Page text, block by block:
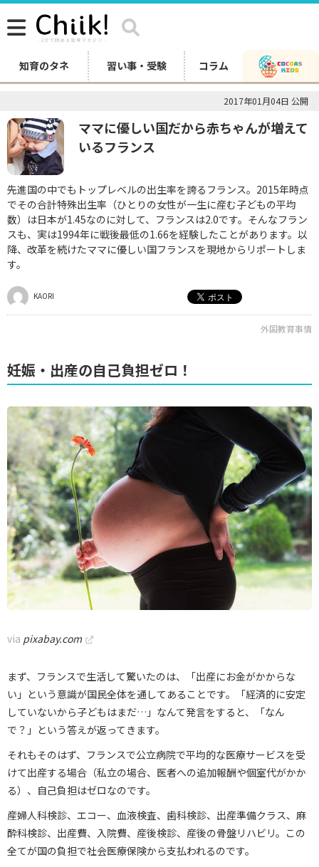
知育のタネ 習い事・受験 コラム
2017年01月04日 公開
ママに優しい国だから赤ちゃんが増えて
いるフランス
先進国の中でもトップレベルの出生率を誇るフランス。2015年時点
でその合計特殊出生率（ひとりの女性が一生に産む子どもの平均
数）は日本が1.45なのに対して、フランスは2.0です。そんなフラン
スも、実は1994年に戦後最低の1.66を経験したことがあります。以
降、改革を続けたママに優しい国フランスを現地からリポートしま
す。
KAORI
外国教育事情
妊娠・出産の自己負担ゼロ！
via pixabay.com
まず、フランスで生活して驚いたのは、「出産にお金がかからな
い」という意識が国民全体を通してあることです。「経済的に安定
していないから子どもはまだ…」なんて発言をすると、「なん
で？」という答えが返ってきます。
それもそのはず、フランスで公立病院で平均的な医療サービスを受
けて出産する場合（私立の場合、医者への追加報酬や個室代がかか
る）、自己負担はゼロなのです。
産婦人科検診、エコー、血液検査、歯科検診、出産準備クラス、麻
酔科検診、出産費、入院費、産後検診、産後の骨盤リハビリ。この
全てが国の負担で社会医療保険から支払われるのです。